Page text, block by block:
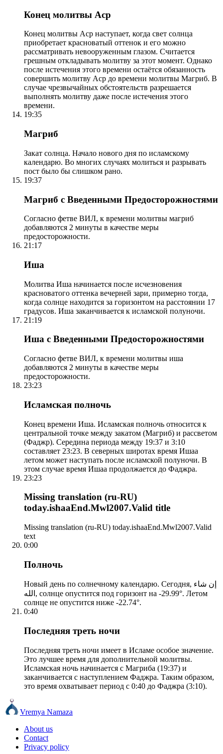
Конец молитвы Аср
Конец молитвы Аср наступает, когда свет солнца
приобретает красноватый оттенок и его можно
рассматривать невооруженным глазом. Считается
грешным откладывать молитву за этот момент. Однако
после истечения этого времени остаётся обязанность
совершить молитву Аср до времени молитвы Магриб. В
случае чрезвычайных обстоятельств разрешается
выполнять молитву даже после истечения этого
времени.
19:35
Магриб
Закат солнца. Начало нового дня по исламскому
календарю. Во многих случаях молиться и разрывать
пост было бы слишком рано.
19:37
Магриб с Введенными Предосторожностями
Согласно фетве ВИЛ, к времени молитвы магриб
добавляются 2 минуты в качестве меры
предосторожности.
21:17
Иша
Молитва Иша начинается после исчезновения
красноватого оттенка вечерней зари, примерно тогда,
когда солнце находится за горизонтом на расстоянии 17
градусов. Иша заканчивается к исламской полуночи.
21:19
Иша с Введенными Предосторожностями
Согласно фетве ВИЛ, к времени молитвы иша
добавляются 2 минуты в качестве меры
предосторожности.
23:23
Исламская полночь
Конец времени Иша. Исламская полночь относится к
центральной точке между закатом (Магриб) и рассветом
(Фаджр). Середина периода между 19:37 и 3:10
составляет 23:23. В северных широтах время Ишаа
летом может наступать после исламской полуночи. В
этом случае время Ишаа продолжается до Фаджра.
23:23
Missing translation (ru-RU)
today.ishaaEnd.Mwl2007.Valid title
Missing translation (ru-RU) today.ishaaEnd.Mwl2007.Valid
text
0:00
Полночь
Новый день по солнечному календарю. Сегодня, إن شاء
الله, солнце опустится под горизонт на -29.99°. Летом
солнце не опустится ниже -22.74°.
0:40
Последняя треть ночи
Последняя треть ночи имеет в Исламе особое значение.
Это лучшее время для дополнительной молитвы.
Исламская ночь начинается с Магриба (19:37) и
заканчивается с наступлением Фаджра. Таким образом,
это время охватывает период с 0:40 до Фаджра (3:10).
Vremya Namaza
About us
Contact
Privacy policy